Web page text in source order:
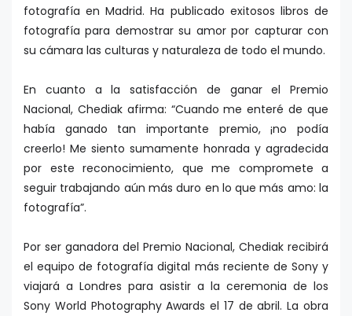
fotografía en Madrid. Ha publicado exitosos libros de
fotografía para demostrar su amor por capturar con
su cámara las culturas y naturaleza de todo el mundo.
En cuanto a la satisfacción de ganar el Premio
Nacional, Chediak afirma: “Cuando me enteré de que
había ganado tan importante premio, ¡no podía
creerlo! Me siento sumamente honrada y agradecida
por este reconocimiento, que me compromete a
seguir trabajando aún más duro en lo que más amo: la
fotografía”.
Por ser ganadora del Premio Nacional, Chediak recibirá
el equipo de fotografía digital más reciente de Sony y
viajará a Londres para asistir a la ceremonia de los
Sony World Photography Awards el 17 de abril. La obra